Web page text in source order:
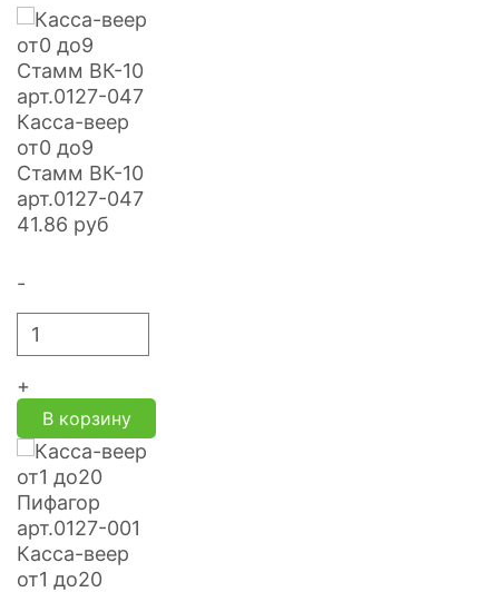
Касса-веер
от0 до9
Стамм ВК-10
арт.0127-047
41.86 руб
-
+
В корзину
Касса-веер
от1 до20